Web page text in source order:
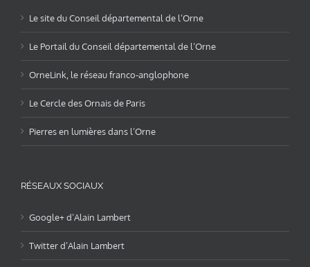
Le site du Conseil départemental de l’Orne
Le Portail du Conseil départemental de l’Orne
OrneLink, le réseau franco-anglophone
Le Cercle des Ornais de Paris
Pierres en lumières dans l’Orne
RÉSEAUX SOCIAUX
Google+ d’Alain Lambert
Twitter d’Alain Lambert